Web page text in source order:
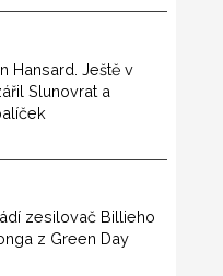
Hansard. Ještě v
Slunovrat a
zesilovač Billieho
z Green Day